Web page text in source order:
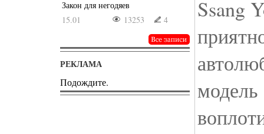
Закон для негодяев
15.01
13253 4
РЕКЛАМА
Подождите.
Ssang